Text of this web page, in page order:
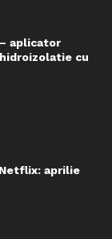
aplicator
cu
aprilie